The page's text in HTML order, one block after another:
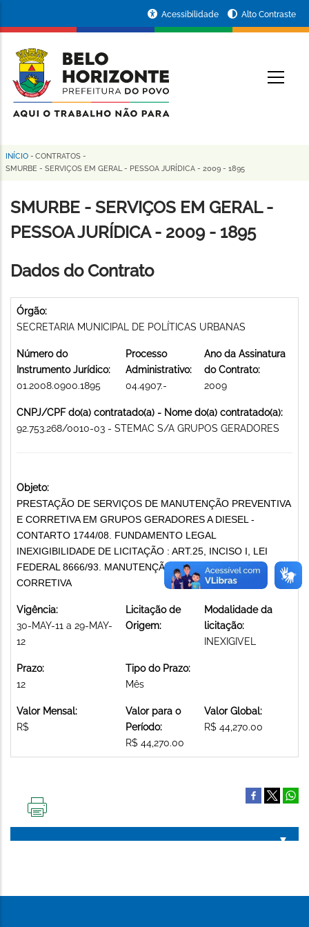
conteúdo
principal
da
Prefeitura
de
Horizonte
Acessibilidade Alto Contraste
Trilha
navegação
INÍCIO - CONTRATOS -
SMURBE - SERVIÇOS EM GERAL - PESSOA JURÍDICA - 2009 - 1895
SMURBE - SERVIÇOS EM GERAL -
PESSOA JURÍDICA - 2009 - 1895
Dados do Contrato
Órgão:
SECRETARIA MUNICIPAL DE POLÍTICAS URBANAS
Número do
Instrumento Jurídico:
01.2008.0900.1895
Processo
Administrativo:
04.4907.-
Ano da Assinatura
do Contrato:
2009
CNPJ/CPF do(a) contratado(a) - Nome do(a) contratado(a):
92.753.268/0010-03 - STEMAC S/A GRUPOS GERADORES
Objeto:
PRESTAÇÃO DE SERVIÇOS DE MANUTENÇÃO PREVENTIVA
E CORRETIVA EM GRUPOS GERADORES A DIESEL -
CONTARTO 1744/08. FUNDAMENTO LEGAL
INEXIGIBILIDADE DE LICITAÇÃO : ART.25, INCISO I, LEI
FEDERAL 8666/93. MANUTENÇÃO PREVENTIVA E
CORRETIVA
Vigência:
30-MAY-11 a 29-MAY-
12
Licitação de
Origem:
Modalidade da
licitação:
INEXIGIVEL
Prazo:
12
Tipo do Prazo:
Mês
Valor Mensal:
R$
Valor para o
Período:
R$ 44,270.00
Valor Global:
R$ 44,270.00
PÁGINA